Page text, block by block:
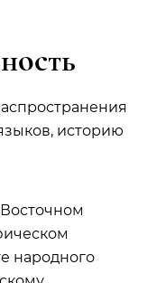
историю
народного